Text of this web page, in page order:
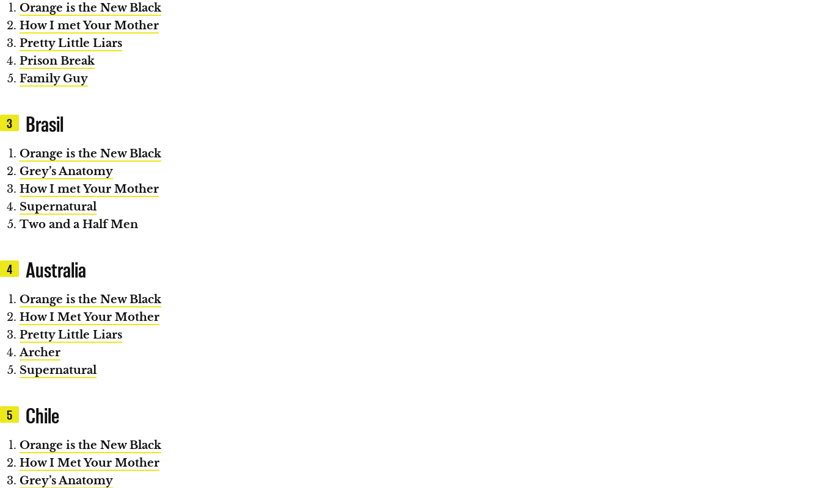
Orange is the New Black
How I met Your Mother
Pretty Little Liars
Prison Break
Family Guy
3 Brasil
Orange is the New Black
Grey’s Anatomy
How I met Your Mother
Supernatural
Two and a Half Men
4 Australia
Orange is the New Black
How I Met Your Mother
Pretty Little Liars
Archer
Supernatural
5 Chile
Orange is the New Black
How I Met Your Mother
Grey’s Anatomy